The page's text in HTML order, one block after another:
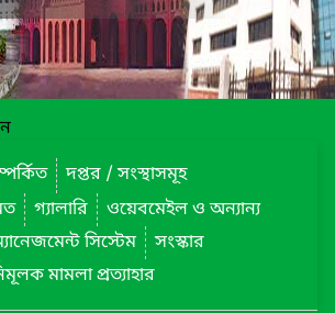
দপ্তর / সংস্থাসমূহ
গ্যালারি
ওয়েবমেইল ও অন্যান্য
সিস্টেম
সংস্কার
মামলা প্রত্যাহার